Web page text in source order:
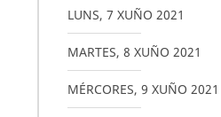
LUNS, 7 XUÑO 2021
MARTES, 8 XUÑO 2021
MÉRCORES, 9 XUÑO 2021